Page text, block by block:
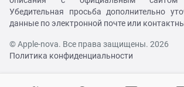
Убедительная просьба дополнительно
данные по электронной почте или
© Apple-nova. Все права защищены. 2026
Политика конфиденциальности